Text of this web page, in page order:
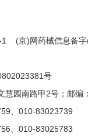
(京)网药械信息备
号
慧园南路甲2号；邮编
、010-83023739
、010-83025783